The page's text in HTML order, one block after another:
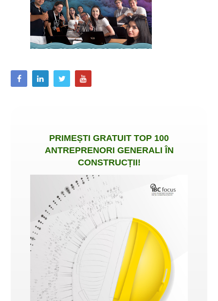
PRIMEȘTI GRATUIT TOP 100
ANTREPRENORI GENERALI ÎN
CONSTRUCȚII!